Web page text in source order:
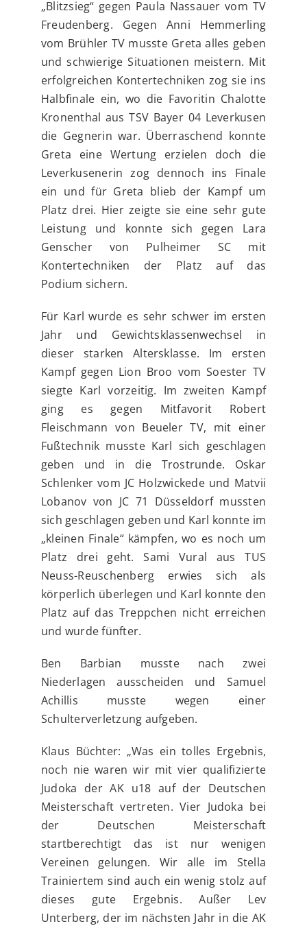
„Blitzsieg“ gegen Paula Nassauer vom TV
Freudenberg. Gegen Anni Hemmerling
vom Brühler TV musste Greta alles geben
und schwierige Situationen meistern. Mit
erfolgreichen Kontertechniken zog sie ins
Halbfinale ein, wo die Favoritin Chalotte
Kronenthal aus TSV Bayer 04 Leverkusen
die Gegnerin war. Überraschend konnte
Greta eine Wertung erzielen doch die
Leverkusenerin zog dennoch ins Finale
ein und für Greta blieb der Kampf um
Platz drei. Hier zeigte sie eine sehr gute
Leistung und konnte sich gegen Lara
Genscher von Pulheimer SC mit
Kontertechniken der Platz auf das
Podium sichern.
Für Karl wurde es sehr schwer im ersten
Jahr und Gewichtsklassenwechsel in
dieser starken Altersklasse. Im ersten
Kampf gegen Lion Broo vom Soester TV
siegte Karl vorzeitig. Im zweiten Kampf
ging es gegen Mitfavorit Robert
Fleischmann von Beueler TV, mit einer
Fußtechnik musste Karl sich geschlagen
geben und in die Trostrunde. Oskar
Schlenker vom JC Holzwickede und Matvii
Lobanov von JC 71 Düsseldorf mussten
sich geschlagen geben und Karl konnte im
„kleinen Finale“ kämpfen, wo es noch um
Platz drei geht. Sami Vural aus TUS
Neuss-Reuschenberg erwies sich als
körperlich überlegen und Karl konnte den
Platz auf das Treppchen nicht erreichen
und wurde fünfter.
Ben Barbian musste nach zwei
Niederlagen ausscheiden und Samuel
Achillis musste wegen einer
Schulterverletzung aufgeben.
Klaus Büchter: „Was ein tolles Ergebnis,
noch nie waren wir mit vier qualifizierte
Judoka der AK u18 auf der Deutschen
Meisterschaft vertreten. Vier Judoka bei
der Deutschen Meisterschaft
startberechtigt das ist nur wenigen
Vereinen gelungen. Wir alle im Stella
Trainiertem sind auch ein wenig stolz auf
dieses gute Ergebnis. Außer Lev
Unterberg, der im nächsten Jahr in die AK